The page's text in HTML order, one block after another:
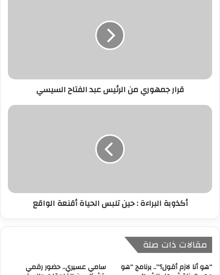
ر
ي
قرار جمهوري من الرئيس عبد الفتاح السيسي
أكذوبة البراءة : حين تلبس الحياة أقنعة الواقع
مقالات ذات صلة
“هو أنا لازم أقول؟”.. برنامج “هو سامي عسيري.. حضور رقمي